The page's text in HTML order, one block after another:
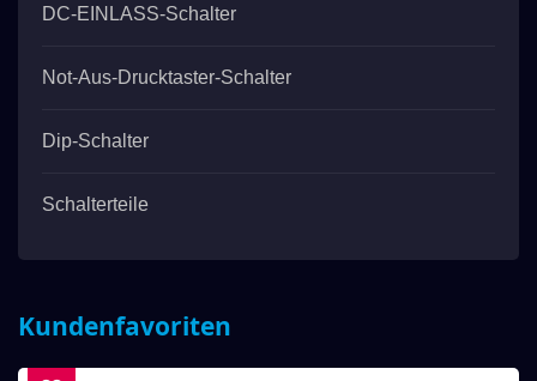
DC-EINLASS-Schalter
Not-Aus-Drucktaster-Schalter
Dip-Schalter
Schalterteile
Kundenfavoriten